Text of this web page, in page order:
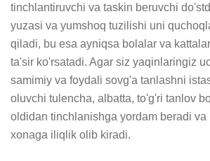
tinchlantiruvchi va taskin beruvchi
yuzasi va yumshoq tuzilishi uni
qiladi, bu esa ayniqsa bolalar va
ta'sir ko'rsatadi. Agar siz yaqinlaringiz
samimiy va foydali sovg'a tanlashni
oluvchi tulencha, albatta, to'g'ri tanlov
oldidan tinchlanishga yordam beradi va
xonaga iliqlik olib kiradi.